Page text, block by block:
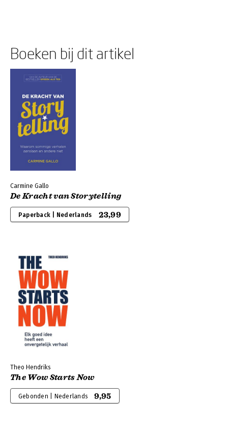
Boeken bij dit artikel
Carmine Gallo
De Kracht van Storytelling
Paperback | Nederlands 23,99
Theo Hendriks
The Wow Starts Now
Gebonden | Nederlands 9,95